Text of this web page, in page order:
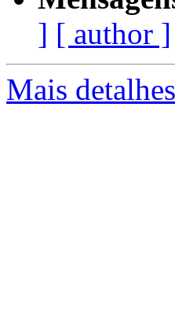
] [ author ]
Mais